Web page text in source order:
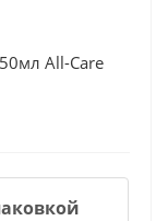
All-Care